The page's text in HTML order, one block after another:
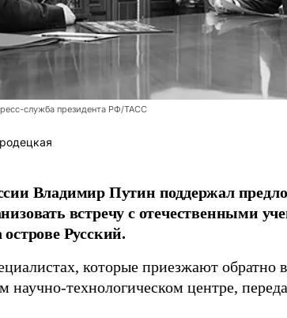
служба президента РФ/ТАСС
Владимир Путин поддержал
встречу с отечественными
Русский.
которые приезжают обратно
научно-технологическом центре,